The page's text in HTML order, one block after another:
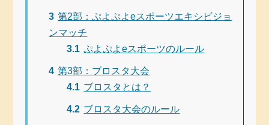
3 第2部：ぷよぷよeスポーツエキシビジョ
ンマッチ
3.1 ぷよぷよeスポーツのルール
4 第3部：ブロスタ大会
4.1 ブロスタとは？
4.2 ブロスタ大会のルール